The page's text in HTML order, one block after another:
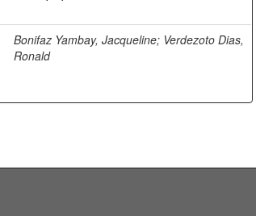
Bonifaz Yambay, Jacqueline; Verdezoto Dias,
Ronald